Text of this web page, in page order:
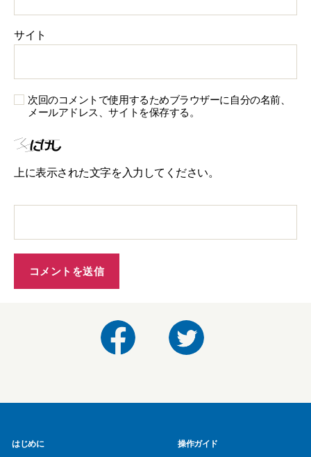
サイト
次回のコメントで使用するためブラウザーに自分の名前、
メールアドレス、サイトを保存する。
上に表示された文字を入力してください。
はじめに 操作ガイド